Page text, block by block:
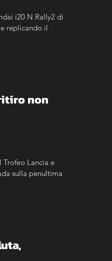
i20 N Rally2 di
replicando il
non
Lancia e
sulla penultima